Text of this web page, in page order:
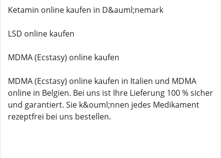
Ketamin online kaufen in D&auml;nemark
LSD online kaufen
MDMA (Ecstasy) online kaufen
MDMA (Ecstasy) online kaufen in Italien und MDMA
online in Belgien. Bei uns ist Ihre Lieferung 100 % sicher
und garantiert. Sie k&ouml;nnen jedes Medikament
rezeptfrei bei uns bestellen.